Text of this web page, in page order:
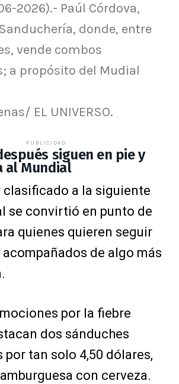
2026).- Paúl Córdova,
donde, entre
vende combos
a propósito del Mudial
EL UNIVERSO.
PUBLICIDAD
siguen en pie y
al Mundial
clasificado a la siguiente
se convirtió en punto de
quienes quieren seguir
de algo más
por la fiebre
dos sánduches
tan solo 4,50 dólares,
con cerveza.